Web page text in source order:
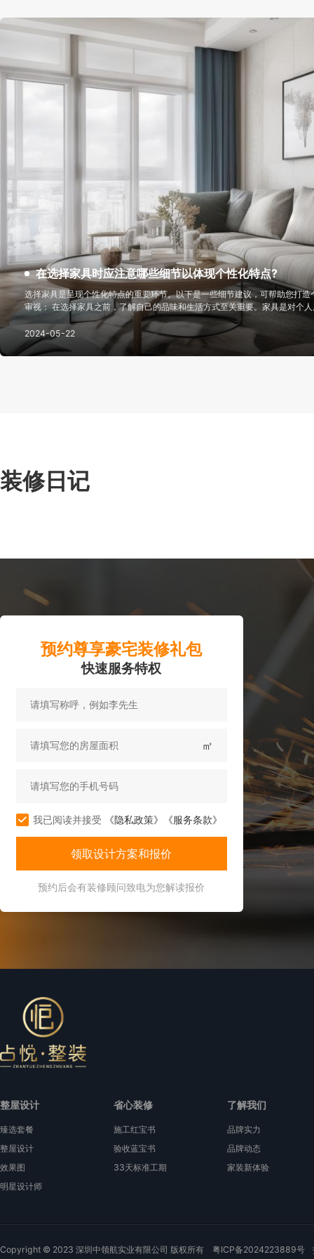
在选择家具时应注意哪些细节以体现个性化特点?
选择家具是呈现个性化特点的重要环节。以下是一些细节建议，可帮助您打造个性
审视： 在选择家具之前，了解自己的品味和生活方式至关重要。家具是对个人风格的独特表达，因
此需要先审视自我，确定个人喜好和需求。 2. 融入空间： 家具应与空间相融合，而不是突兀存在。
考虑家具的尺寸、形状和颜色，确
2024-05-22
装修日记
预约尊享豪宅装修礼包
快速服务特权
㎡
我已阅读并接受 《隐私政策》 《服务条款》
预约后会有装修顾问致电为您解读报价
整屋设计
臻选套餐
整屋设计
效果图
明星设计师
省心装修
施工红宝书
验收蓝宝书
33天标准工期
了解我们
品牌实力
品牌动态
家装新体验
Copyright © 2023 深圳中领航实业有限公司 版权所有 粤ICP备2024223889号